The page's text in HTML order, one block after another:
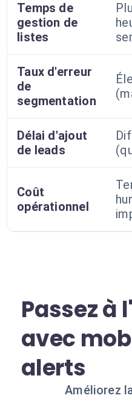
Temps de
gestion de
listes
Taux d'erreur
de
segmentation
Délai d'ajout
de leads
Coût
opérationnel
Passez à
avec
alerts
Améliorez